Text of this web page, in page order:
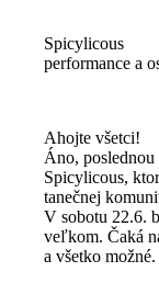
Spicylicous
performance a
Ahojte všetci!
Áno,
Spicylicous,
tanečnej
V sobotu 22.6.
veľkom. Čaká
a všetko možné.